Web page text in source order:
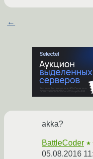
←
akka?
BattleCoder
05.08.2016